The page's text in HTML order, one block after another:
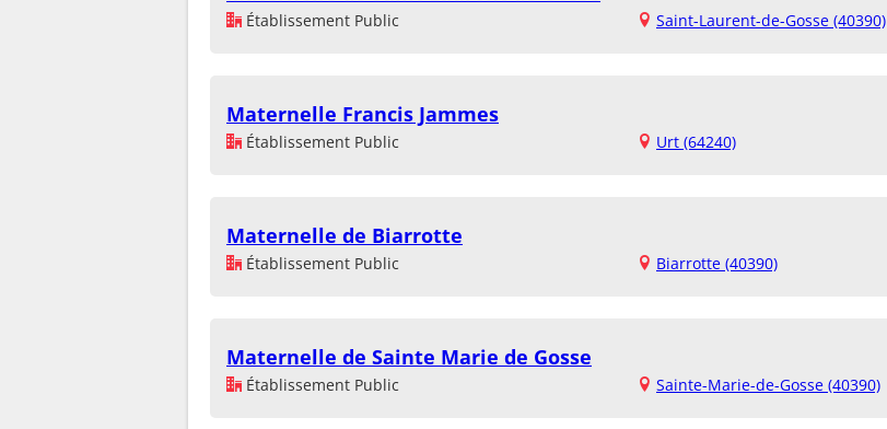
Établissement Public Saint-Laurent-de-Gosse (40390)
Maternelle Francis Jammes
Établissement Public Urt (64240)
Maternelle de Biarrotte
Établissement Public Biarrotte (40390)
Maternelle de Sainte Marie de Gosse
Établissement Public Sainte-Marie-de-Gosse (40390)